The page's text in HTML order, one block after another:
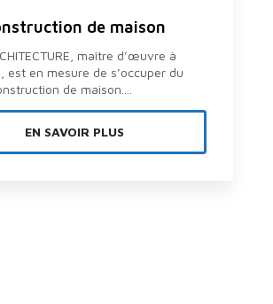
de maison
maître d’œuvre à
est en mesure de s’occuper du
de maison....
EN SAVOIR PLUS